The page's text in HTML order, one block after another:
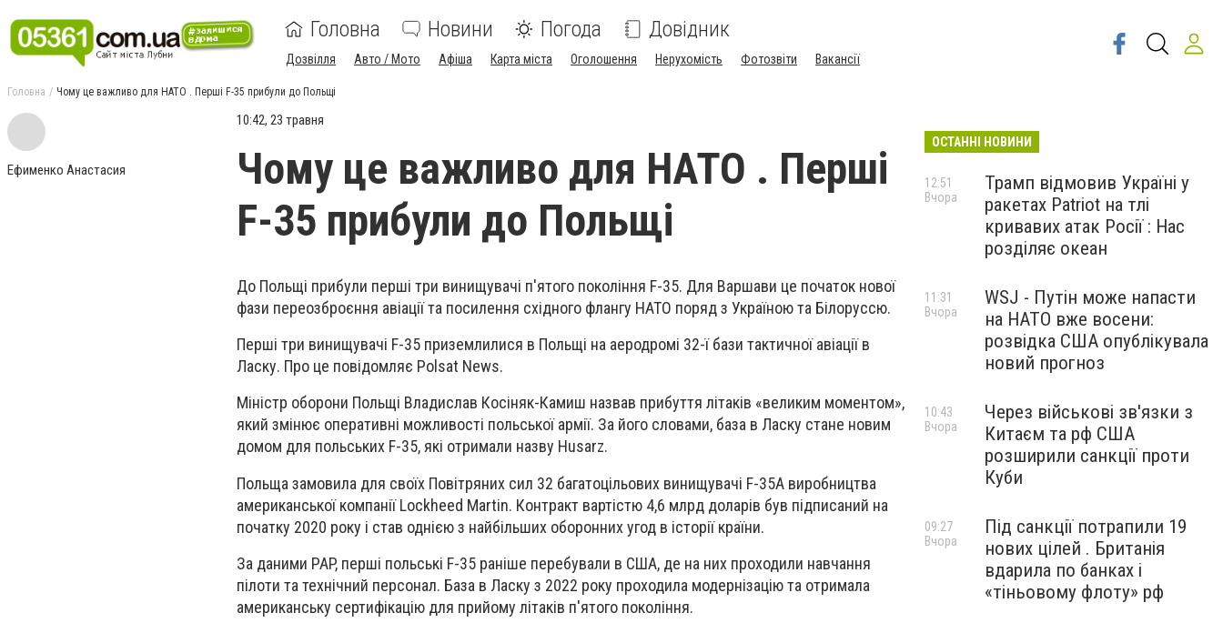
Головна Новини Погода Довідник
Дозвілля Авто / Мото Афіша Карта міста Оголошення Нерухомість Фотозвіти Вакансії
Головна Чому це важливо для НАТО . Перші F-35 прибули до Польщі
Ефименко Анастасия
10:42, 23 травня
Чому це важливо для НАТО . Перші
F-35 прибули до Польщі
До Польщі прибули перші три винищувачі п'ятого покоління F-35. Для Варшави це початок нової
фази переозброєння авіації та посилення східного флангу НАТО поряд з Україною та Білоруссю.
Перші три винищувачі F-35 приземлилися в Польщі на аеродромі 32-ї бази тактичної авіації в
Ласку. Про це повідомляє Polsat News.
Міністр оборони Польщі Владислав Косіняк-Камиш назвав прибуття літаків «великим моментом»,
який змінює оперативні можливості польської армії. За його словами, база в Ласку стане новим
домом для польських F-35, які отримали назву Husarz.
Польща замовила для своїх Повітряних сил 32 багатоцільових винищувачі F-35A виробництва
американської компанії Lockheed Martin. Контракт вартістю 4,6 млрд доларів був підписаний на
початку 2020 року і став однією з найбільших оборонних угод в історії країни.
За даними PAP, перші польські F-35 раніше перебували в США, де на них проходили навчання
пілоти та технічний персонал. База в Ласку з 2022 року проходила модернізацію та отримала
американську сертифікацію для прийому літаків п'ятого покоління.
ОСТАННІ НОВИНИ
Трамп відмовив Україні у
ракетах Patriot на тлі
кривавих атак Росії : Нас
розділяє океан
12:51
Вчора
WSJ - Путін може напасти
на НАТО вже восени:
розвідка США опублікувала
новий прогноз
11:31
Вчора
Через військові зв'язки з
Китаєм та рф США
розширили санкції проти
Куби
10:43
Вчора
Під санкції потрапили 19
нових цілей . Британія
вдарила по банках і
«тіньовому флоту» рф
09:27
Вчора